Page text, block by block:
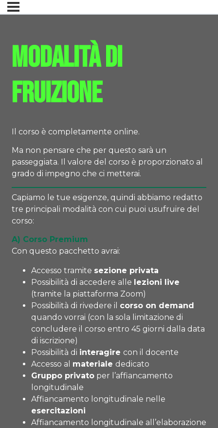
Modalità di
fruizione
Il corso è completamente online.
Ma non pensare che per questo sarà un
passeggiata. Il valore del corso è proporzionato al
grado di impegno che ci metterai.
Capiamo le tue esigenze, quindi abbiamo redatto
tre principali modalità con cui puoi usufruire del
corso:
A) Corso Premium
Con questo pacchetto avrai:
Accesso tramite sezione privata
Possibilità di accedere alle lezioni live
(tramite la piattaforma Zoom)
Possibilità di rivedere il corso on demand
quando vorrai (con la sola limitazione di
concludere il corso entro 45 giorni dalla data
di iscrizione)
Possibilità di interagire con il docente
Accesso al materiale dedicato
Gruppo privato per l’affiancamento
longitudinale
Affiancamento longitudinale nelle
esercitazioni
Affiancamento longitudinale all’elaborazione